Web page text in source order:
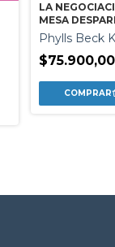
LA
MESA
Phylls Beck
$75.900,00